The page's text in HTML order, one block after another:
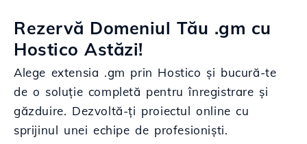
Rezervă Domeniul Tău .gm cu
Hostico Astăzi!
Alege extensia .gm prin Hostico și bucură-te
de o soluție completă pentru înregistrare și
găzduire. Dezvoltă-ți proiectul online cu
sprijinul unei echipe de profesioniști.